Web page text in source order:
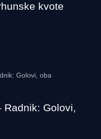
kvote
Radnik: Golovi,